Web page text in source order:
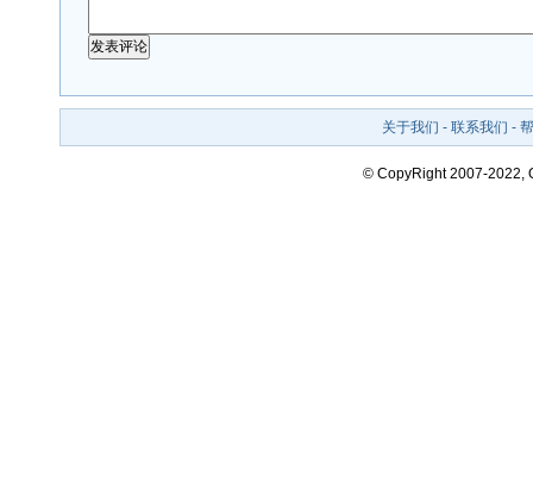
关于我们 - 联系我们 -
© CopyRight 2007-2022,